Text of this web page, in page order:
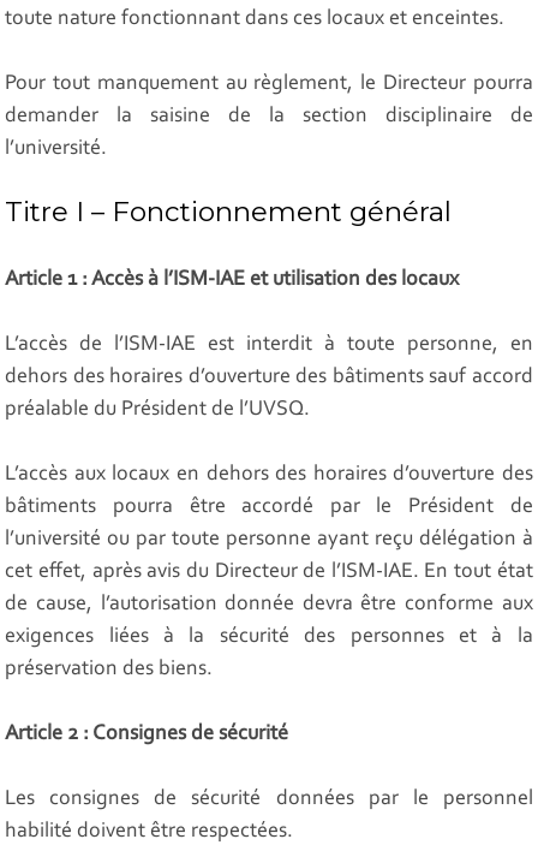
toute nature fonctionnant dans ces locaux et enceintes.
Pour tout manquement au règlement, le Directeur pourra
demander la saisine de la section disciplinaire de
l’université.
Titre I – Fonctionnement général
Article 1 : Accès à l’ISM-IAE et utilisation des locaux
L’accès de l’ISM-IAE est interdit à toute personne, en
dehors des horaires d’ouverture des bâtiments sauf accord
préalable du Président de l’UVSQ.
L’accès aux locaux en dehors des horaires d’ouverture des
bâtiments pourra être accordé par le Président de
l’université ou par toute personne ayant reçu délégation à
cet effet, après avis du Directeur de l’ISM-IAE. En tout état
de cause, l’autorisation donnée devra être conforme aux
exigences liées à la sécurité des personnes et à la
préservation des biens.
Article 2 : Consignes de sécurité
Les consignes de sécurité données par le personnel
habilité doivent être respectées.